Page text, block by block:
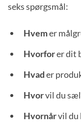
seks spørgsmål:
Hvemer
Hvorforer dit
Hvader
Hvorvil du
Hvornårvil du